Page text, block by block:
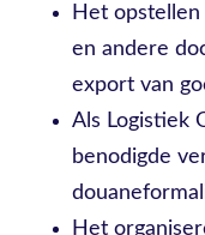
Het
en andere
export van
Als Logistiek
benodigde
Het